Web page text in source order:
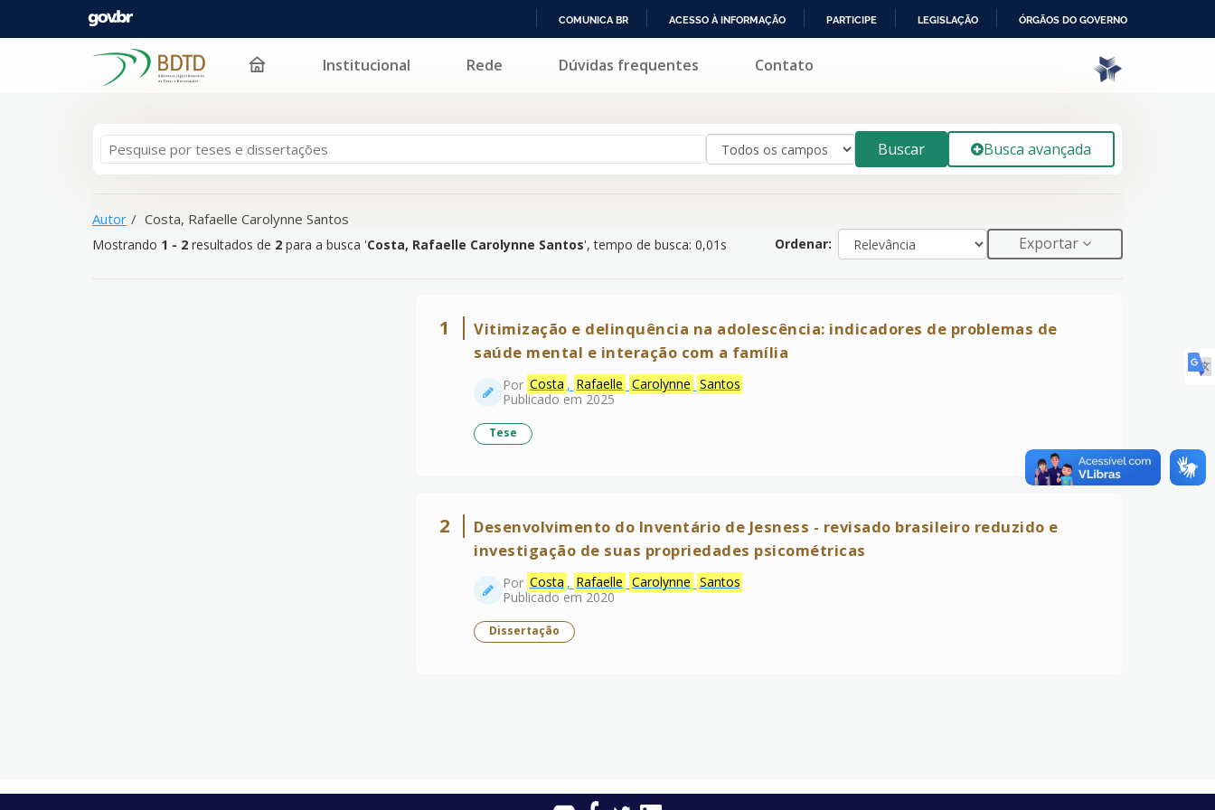
PARA
COMUNICA BR ACESSO À INFORMAÇÃO PARTICIPE LEGISLAÇÃO ÓRGÃOS DO GOVERNO
resultados de2para a busca ' Costa, Rafaelle Carolynne Santos
Pular para o conteúdo Institucional Rede Dúvidas frequentes Contato
Buscar Busca avançada
Autor Costa, Rafaelle Carolynne Santos
Mostrando 1 - 2 resultados de 2 para a busca 'Costa, Rafaelle Carolynne Santos', tempo de busca: 0,01s Ordenar: Exportar
1
Vitimização e delinquência na adolescência: indicadores de problemas de
saúde mental e interação com a família
Por Costa , Rafaelle Carolynne Santos
Publicado em 2025
Tese
2
Desenvolvimento do Inventário de Jesness - revisado brasileiro reduzido e
investigação de suas propriedades psicométricas
Por Costa , Rafaelle Carolynne Santos
Publicado em 2020
Dissertação